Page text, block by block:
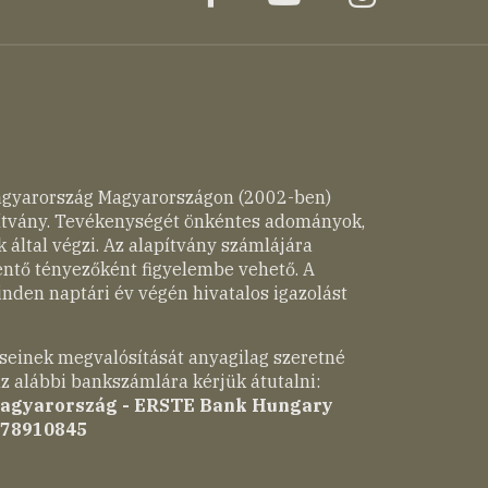
Magyarországon (2002-ben)
Tevékenységét önkéntes adományok,
által végzi. Az alapítvány számlájára
tényezőként figyelembe vehető. A
naptári év végén hivatalos igazolást
megvalósítását anyagilag szeretné
alábbi bankszámlára kérjük átutalni:
- ERSTE Bank Hungary